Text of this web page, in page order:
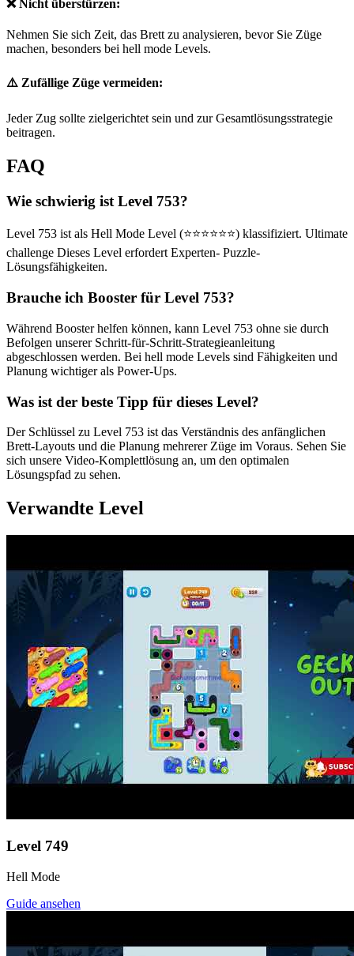
❌ Nicht überstürzen:
Nehmen Sie sich Zeit, das Brett zu analysieren, bevor Sie Züge
machen, besonders bei hell mode Levels.
⚠️ Zufällige Züge vermeiden:
Jeder Zug sollte zielgerichtet sein und zur Gesamtlösungsstrategie
beitragen.
FAQ
Wie schwierig ist Level 753?
Level 753 ist als Hell Mode Level (⭐⭐⭐⭐⭐⭐) klassifiziert. Ultimate
challenge Dieses Level erfordert Experten- Puzzle-
Lösungsfähigkeiten.
Brauche ich Booster für Level 753?
Während Booster helfen können, kann Level 753 ohne sie durch
Befolgen unserer Schritt-für-Schritt-Strategieanleitung
abgeschlossen werden. Bei hell mode Levels sind Fähigkeiten und
Planung wichtiger als Power-Ups.
Was ist der beste Tipp für dieses Level?
Der Schlüssel zu Level 753 ist das Verständnis des anfänglichen
Brett-Layouts und die Planung mehrerer Züge im Voraus. Sehen Sie
sich unsere Video-Komplettlösung an, um den optimalen
Lösungspfad zu sehen.
Verwandte Level
Level 749
Hell Mode
Guide ansehen